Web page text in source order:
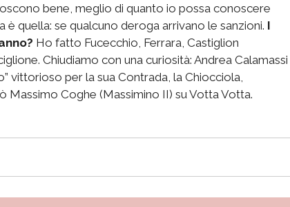
bene, meglio di quanto io possa conoscere
è quella: se qualcuno deroga arrivano le sanzioni. I
Ho fatto Fucecchio, Ferrara, Castiglion
Chiudiamo con una curiosità: Andrea Calamassi
vittorioso per la sua Contrada, la Chiocciola,
Massimo Coghe (Massimino II) su Votta Votta.